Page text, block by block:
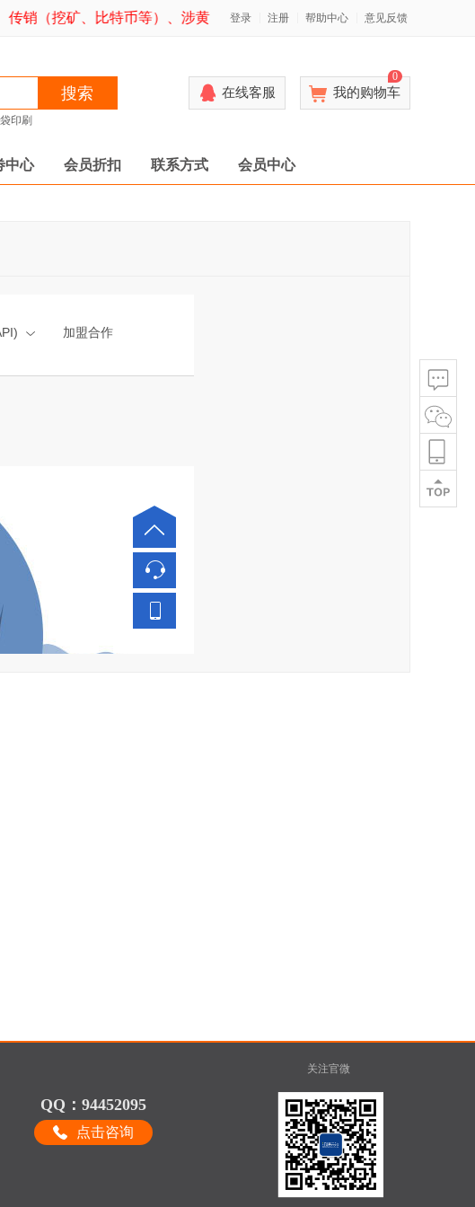
（挖矿、比特币等）、涉黄（明显诱惑、高端保健、上门服务、
登录 注册 帮助中心 意见反馈
搜索
印刷
在线客服 我的购物车
0
中心 会员折扣 联系方式 会员中心
QQ：94452095
点击咨询
关注官微